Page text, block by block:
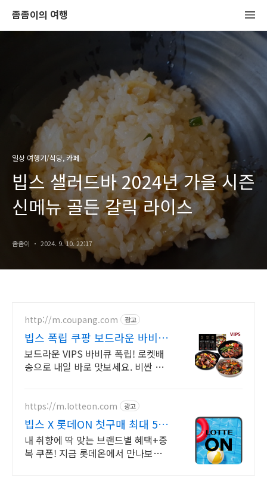
좀좀이의 여행
일상 여행기/식당, 카페
빕스 샐러드바 2024년 가을 시즌
신메뉴 골든 갈릭 라이스
좀좀이 2024. 9. 10. 22:17
http://m.coupang.com 광고
빕스 폭립 쿠팡 보드라운 바비큐
폭립
보드라운 VIPS 바비큐 폭립! 로켓배
송으로 내일 바로 맛보세요. 비싼 외
https://m.lotteon.com 광고
빕스 X 롯데ON 첫구매 최대 5천
원 혜택!
내 취향에 딱 맞는 브랜드별 혜택+중
복 쿠폰! 지금 롯데온에서 만나보세